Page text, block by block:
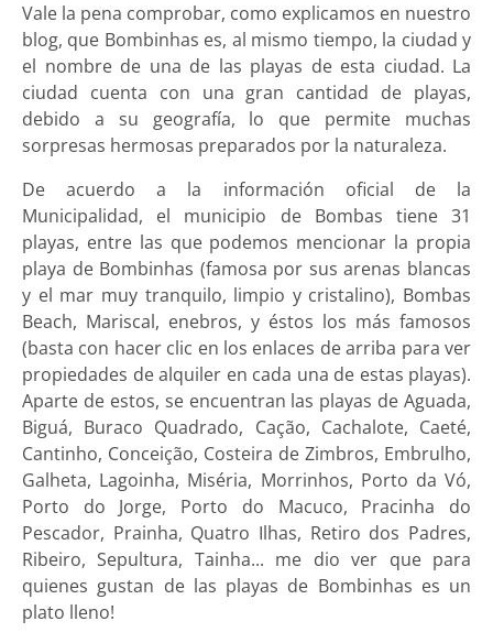
Vale la pena comprobar, como explicamos en nuestro
blog, que Bombinhas es, al mismo tiempo, la ciudad y
el nombre de una de las playas de esta ciudad. La
ciudad cuenta con una gran cantidad de playas,
debido a su geografía, lo que permite muchas
sorpresas hermosas preparados por la naturaleza.
De acuerdo a la información oficial de la
Municipalidad, el municipio de Bombas tiene 31
playas, entre las que podemos mencionar la propia
playa de Bombinhas (famosa por sus arenas blancas
y el mar muy tranquilo, limpio y cristalino), Bombas
Beach, Mariscal, enebros, y éstos los más famosos
(basta con hacer clic en los enlaces de arriba para ver
propiedades de alquiler en cada una de estas playas).
Aparte de estos, se encuentran las playas de Aguada,
Biguá, Buraco Quadrado, Cação, Cachalote, Caeté,
Cantinho, Conceição, Costeira de Zimbros, Embrulho,
Galheta, Lagoinha, Miséria, Morrinhos, Porto da Vó,
Porto do Jorge, Porto do Macuco, Pracinha do
Pescador, Prainha, Quatro Ilhas, Retiro dos Padres,
Ribeiro, Sepultura, Tainha... me dio ver que para
quienes gustan de las playas de Bombinhas es un
plato lleno!